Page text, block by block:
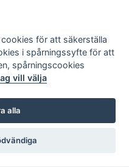
Sök
för att säkerställa
i spårningssyfte för att
spårningscookies
vill välja
alla